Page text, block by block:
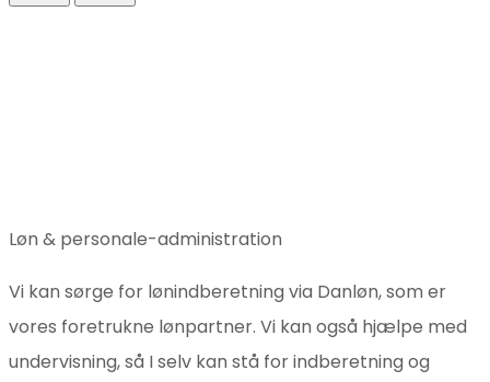
Løn & personale-administration
Vi kan sørge for lønindberetning via Danløn, som er
vores foretrukne lønpartner. Vi kan også hjælpe med
undervisning, så I selv kan stå for indberetning og